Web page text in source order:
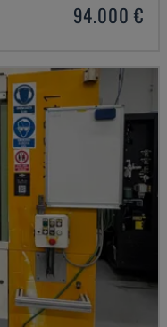
94.000 €